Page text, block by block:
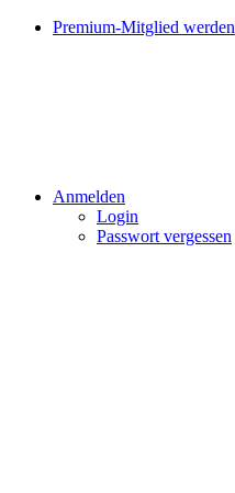
Premium-Mitglied werden
Anmelden
Login
Passwort vergessen